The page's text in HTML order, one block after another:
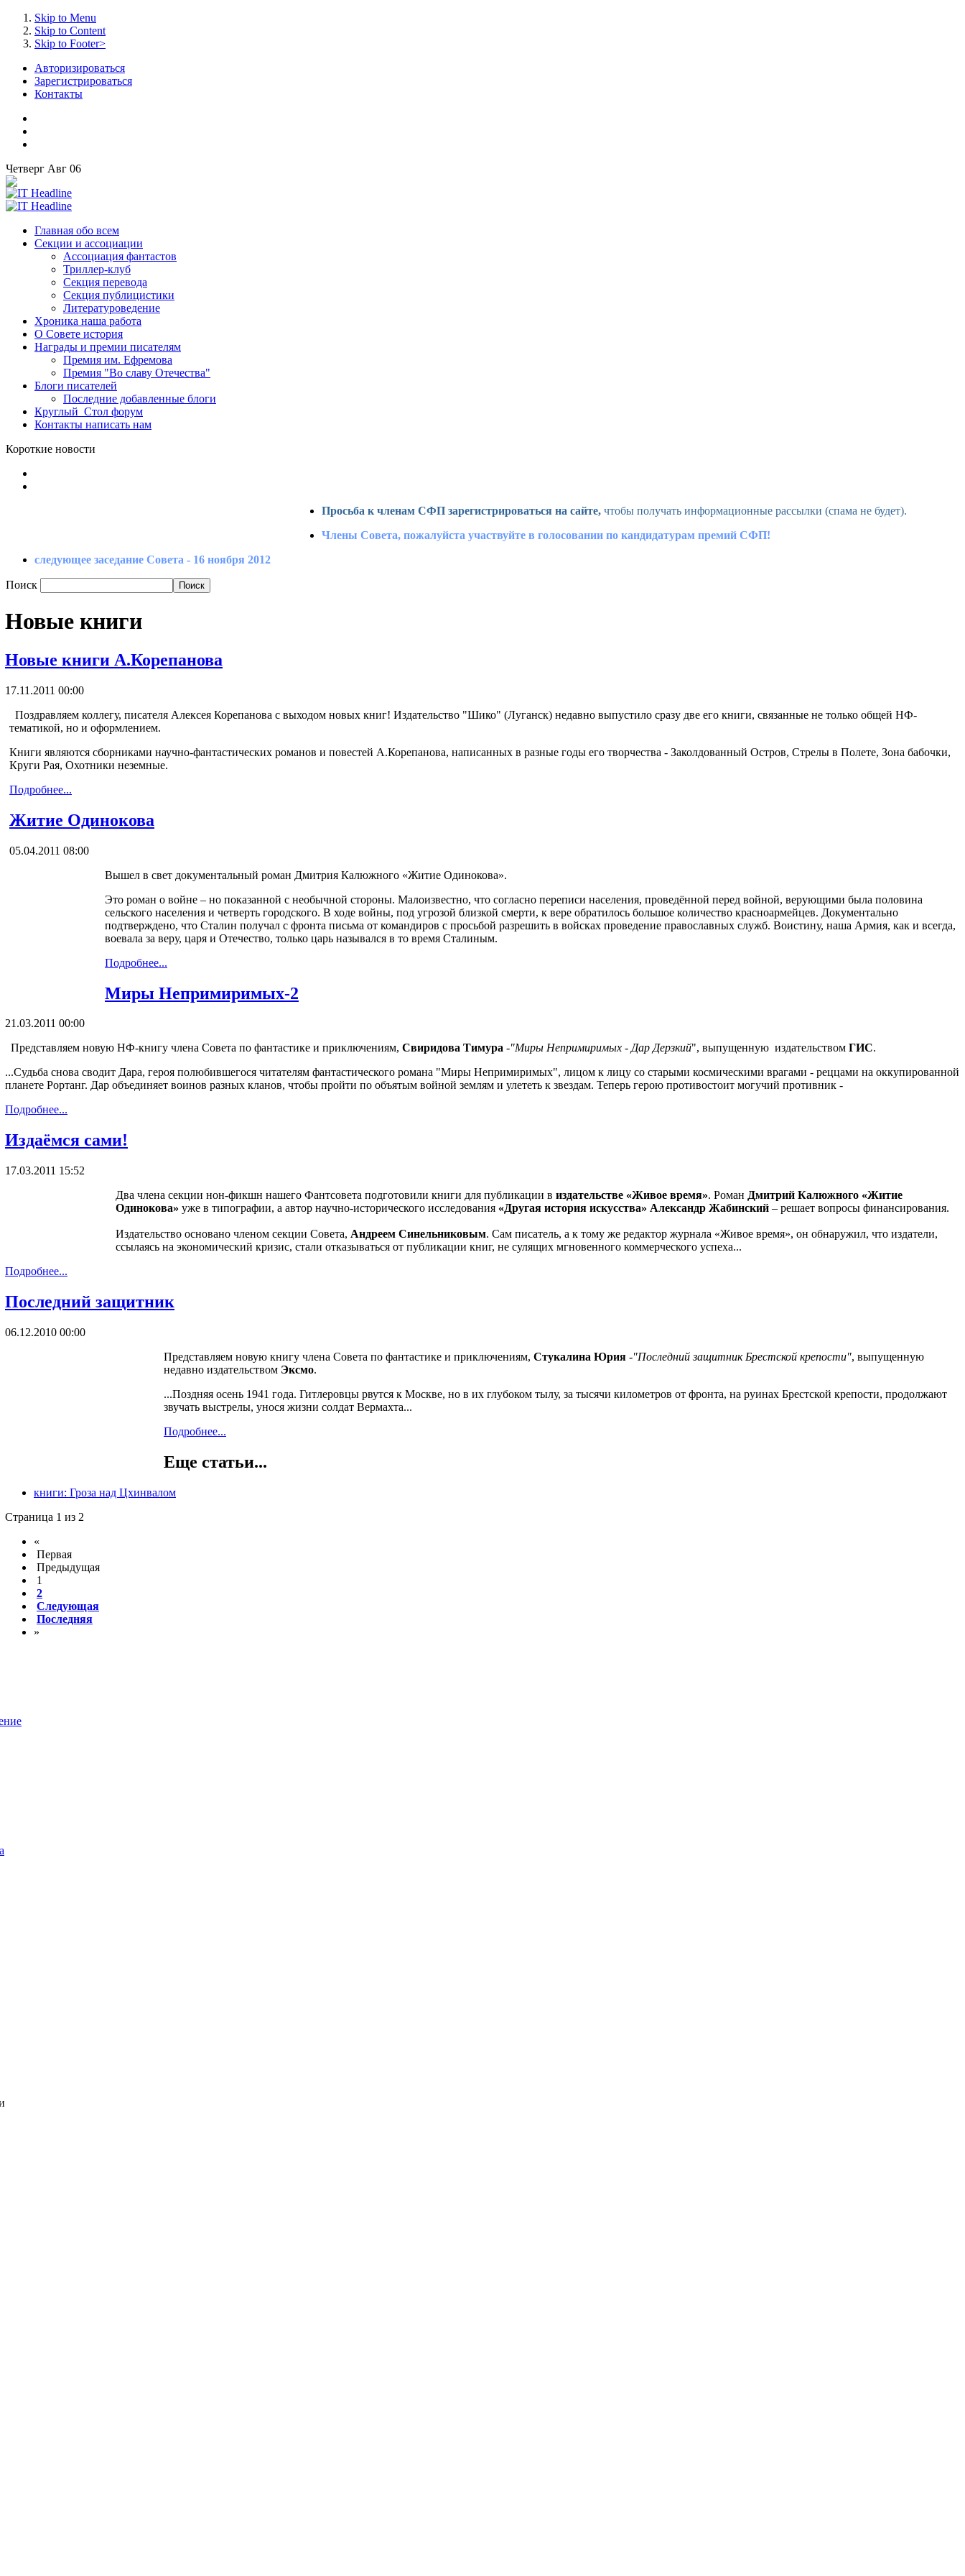
Skip to Menu
Skip to Content
Skip to Footer>
Авторизироваться
Зарегистрироваться
Контакты
Четверг Авг 06
Главная обо всем
Секции и ассоциации
Ассоциация фантастов
Триллер-клуб
Секция перевода
Секция публицистики
Литературоведение
Хроника наша работа
О Совете история
Награды и премии писателям
Премия им. Ефремова
Премия "Во славу Отечества"
Блоги писателей
Последние добавленные блоги
Круглый_Стол форум
Контакты написать нам
Короткие новости
Просьба к членам СФП зарегистрироваться на сайте, чтобы получать информационные рассылки (спама не будет).
Члены Совета, пожалуйста участвуйте в голосовании по кандидатурам премий СФП!
следующее заседание Совета - 16 ноября 2012
Поиск
Новые книги
Новые книги А.Корепанова
17.11.2011 00:00
Поздравляем коллегу, писателя Алексея Корепанова с выходом новых книг! Издательство "Шико" (Луганск) недавно выпустило сразу две его книги, связанные не только общей НФ-
тематикой, но и оформлением.
Книги являются сборниками научно-фантастических романов и повестей А.Корепанова, написанных в разные годы его творчества - Заколдованный Остров, Стрелы в Полете, Зона бабочки,
Круги Рая, Охотники неземные.
Подробнее...
Житие Одинокова
05.04.2011 08:00
Вышел в свет документальный роман Дмитрия Калюжного «Житие Одинокова».
Это роман о войне – но показанной с необычной стороны. Малоизвестно, что согласно переписи населения, проведённой перед войной, верующими была половина
сельского населения и четверть городского. В ходе войны, под угрозой близкой смерти, к вере обратилось большое количество красноармейцев. Документально
подтверждено, что Сталин получал с фронта письма от командиров с просьбой разрешить в войсках проведение православных служб. Воистину, наша Армия, как и всегда,
воевала за веру, царя и Отечество, только царь назывался в то время Сталиным.
Подробнее...
Миры Непримиримых-2
21.03.2011 00:00
Представляем новую НФ-книгу члена Совета по фантастике и приключениям, Свиридова Тимура -"Миры Непримиримых - Дар Дерзкий", выпущенную издательством ГИС.
...Судьба снова сводит Дара, героя полюбившегося читателям фантастического романа "Миры Непримиримых", лицом к лицу со старыми космическими врагами - реццами на оккупированной
планете Рортанг. Дар объединяет воинов разных кланов, чтобы пройти по объятым войной землям и улететь к звездам. Теперь герою противостоит могучий противник -
Подробнее...
Издаёмся сами!
17.03.2011 15:52
Два члена секции нон-фикшн нашего Фантсовета подготовили книги для публикации в издательстве «Живое время». Роман Дмитрий Калюжного «Житие
Одинокова» уже в типографии, а автор научно-исторического исследования «Другая история искусства» Александр Жабинский – решает вопросы финансирования.
Издательство основано членом секции Совета, Андреем Синельниковым. Сам писатель, а к тому же редактор журнала «Живое время», он обнаружил, что издатели,
ссылаясь на экономический кризис, стали отказываться от публикации книг, не сулящих мгновенного коммерческого успеха...
Подробнее...
Последний защитник
06.12.2010 00:00
Представляем новую книгу члена Совета по фантастике и приключениям, Стукалина Юрия -"Последний защитник Брестской крепости", выпущенную
недавно издательством Эксмо.
...Поздняя осень 1941 года. Гитлеровцы рвутся к Москве, но в их глубоком тылу, за тысячи километров от фронта, на руинах Брестской крепости, продолжают
звучать выстрелы, унося жизни солдат Вермахта...
Подробнее...
Еще статьи...
книги: Гроза над Цхинвалом
Страница 1 из 2
«
Первая
Предыдущая
1
2
Следующая
Последняя
»